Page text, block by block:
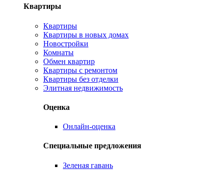
Квартиры
Квартиры
Квартиры в новых домах
Новостройки
Комнаты
Обмен квартир
Квартиры с ремонтом
Квартиры без отделки
Элитная недвижимость
Оценка
Онлайн-оценка
Специальные предложения
Зеленая гавань